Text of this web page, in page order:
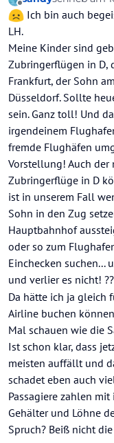
Offlinezuletzt
Ich bin auch
LH.
Meine Kinder sind
Zubringerflügen in D,
Frankfurt, der Sohn
Düsseldorf. Sollte
sein. Ganz toll! Und
irgendeinem
fremde Flughäfen
Vorstellung! Auch der
Zubringerflüge in D
ist in unserem Fall
Sohn in den Zug
Hauptbahnhof
oder so zum
Einchecken suchen...
und verlier es nicht!
Da hätte ich ja gleich
Airline buchen
Mal schauen wie die
Ist schon klar, dass
meisten auffällt und
schadet eben auch
Passagiere zahlen
Gehälter und Löhne
Spruch? Beiß nicht